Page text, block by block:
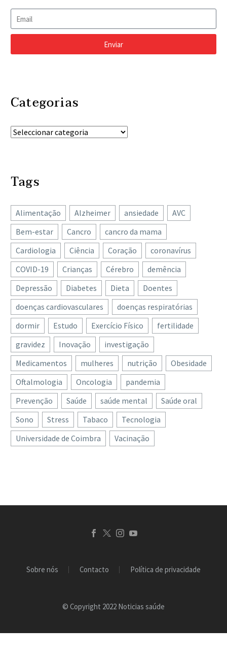
Enviar
Categorias
Tags
Alimentação Alzheimer ansiedade
AVC
Bem-estar
Cancro
cancro da mama
Cardiologia
Ciência Coração
coronavírus
COVID-19
Crianças Cérebro
demência
Depressão
Diabetes Dieta
Doentes
doenças cardiovasculares
doenças respiratórias
dormir
Estudo Exercício Físico
fertilidade
gravidez
Inovação
investigação
Medicamentos
mulheres nutrição
Obesidade
Oftalmologia
Oncologia
pandemia
Prevenção
Saúde saúde mental
Saúde oral
Sono
Stress Tabaco
Tecnologia
Universidade de Coimbra
Vacinação
Sobre nós Contacto Política de privacidade
© Copyright 2022 Noticias saúde